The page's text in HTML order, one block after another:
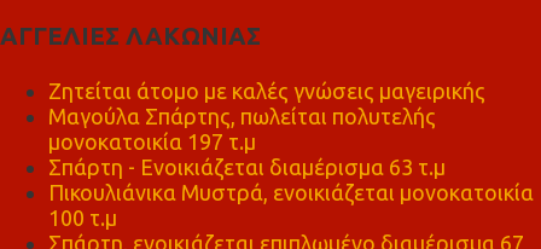
ΑΓΓΕΛΙΕΣ ΛΑΚΩΝΙΑΣ
Ζητείται άτομο με καλές γνώσεις μαγειρικής
Μαγούλα Σπάρτης, πωλείται πολυτελής
μονοκατοικία 197 τ.μ
Σπάρτη - Ενοικιάζεται διαμέρισμα 63 τ.μ
Πικουλιάνικα Μυστρά, ενοικιάζεται μονοκατοικία
100 τ.μ
Σπάρτη, ενοικιάζεται επιπλωμένο διαμέρισμα 67